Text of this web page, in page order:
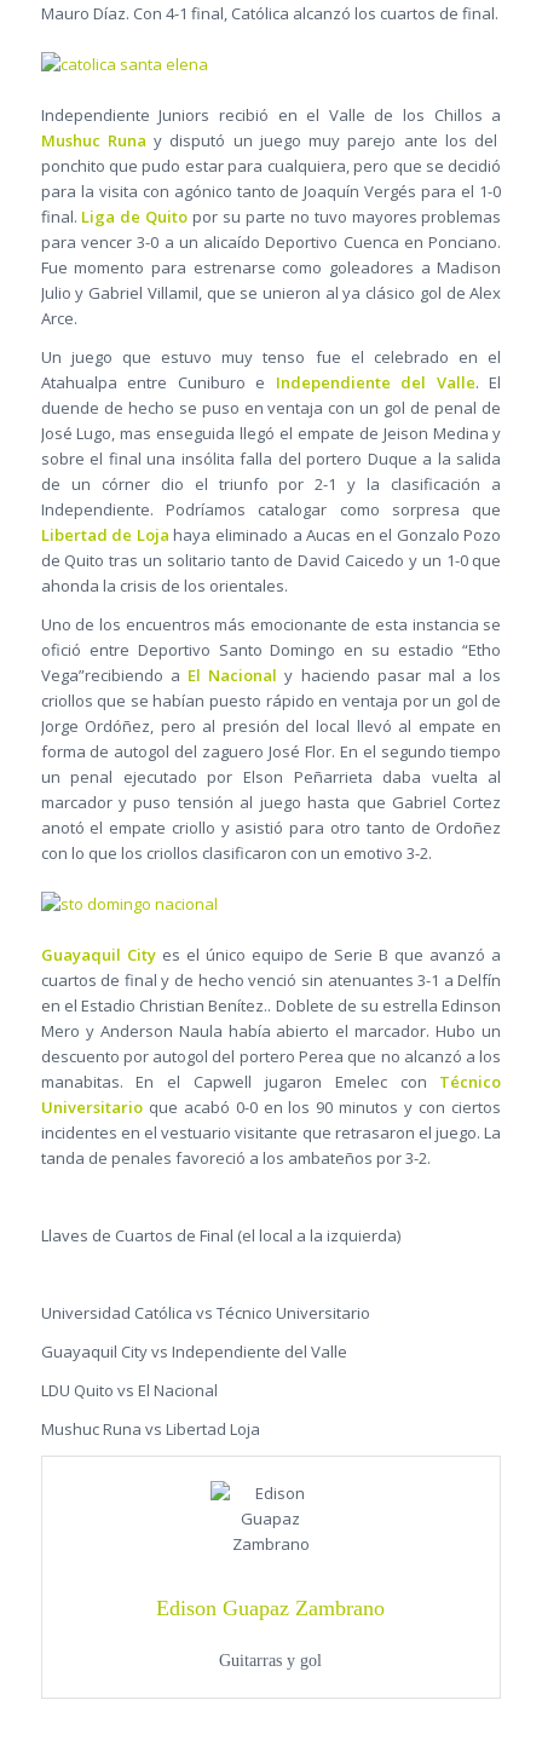
Mauro Díaz. Con 4-1 final, Católica alcanzó los cuartos de final.
Independiente Juniors recibió en el Valle de los Chillos a
Mushuc Runa y disputó un juego muy parejo ante los del
ponchito que pudo estar para cualquiera, pero que se decidió
para la visita con agónico tanto de Joaquín Vergés para el 1-0
final. Liga de Quito por su parte no tuvo mayores problemas
para vencer 3-0 a un alicaído Deportivo Cuenca en Ponciano.
Fue momento para estrenarse como goleadores a Madison
Julio y Gabriel Villamil, que se unieron al ya clásico gol de Alex
Arce.
Un juego que estuvo muy tenso fue el celebrado en el
Atahualpa entre Cuniburo e Independiente del Valle. El
duende de hecho se puso en ventaja con un gol de penal de
José Lugo, mas enseguida llegó el empate de Jeison Medina y
sobre el final una insólita falla del portero Duque a la salida
de un córner dio el triunfo por 2-1 y la clasificación a
Independiente. Podríamos catalogar como sorpresa que
Libertad de Loja haya eliminado a Aucas en el Gonzalo Pozo
de Quito tras un solitario tanto de David Caicedo y un 1-0 que
ahonda la crisis de los orientales.
Uno de los encuentros más emocionante de esta instancia se
ofició entre Deportivo Santo Domingo en su estadio “Etho
Vega”recibiendo a El Nacional y haciendo pasar mal a los
criollos que se habían puesto rápido en ventaja por un gol de
Jorge Ordóñez, pero al presión del local llevó al empate en
forma de autogol del zaguero José Flor. En el segundo tiempo
un penal ejecutado por Elson Peñarrieta daba vuelta al
marcador y puso tensión al juego hasta que Gabriel Cortez
anotó el empate criollo y asistió para otro tanto de Ordoñez
con lo que los criollos clasificaron con un emotivo 3-2.
Guayaquil Cityes el único equipo de Serie B que avanzó a
cuartos de final y de hecho venció sin atenuantes 3-1 a Delfín
en el Estadio Christian Benítez.. Doblete de su estrella Edinson
Mero y Anderson Naula había abierto el marcador. Hubo un
descuento por autogol del portero Perea que no alcanzó a los
manabitas. En el Capwell jugaron Emelec con Técnico
Universitarioque acabó 0-0 en los 90 minutos y con ciertos
incidentes en el vestuario visitante que retrasaron el juego. La
tanda de penales favoreció a los ambateños por 3-2.
Llaves de Cuartos de Final (el local a la izquierda)
Universidad Católica vs Técnico Universitario
Guayaquil City vs Independiente del Valle
LDU Quito vs El Nacional
Mushuc Runa vs Libertad Loja
Edison Guapaz Zambrano
Guitarras y gol